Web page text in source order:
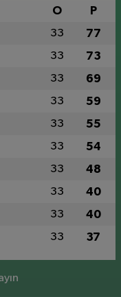
O P
33 77
33 73
33 69
33 59
33 55
33 54
33 48
33 40
33 40
33 37